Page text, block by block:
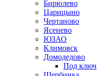
Бирюлево
Царицыно
Чертаново
Ясенево
ЮЗАО
Климовск
Домодедово
Под ключ